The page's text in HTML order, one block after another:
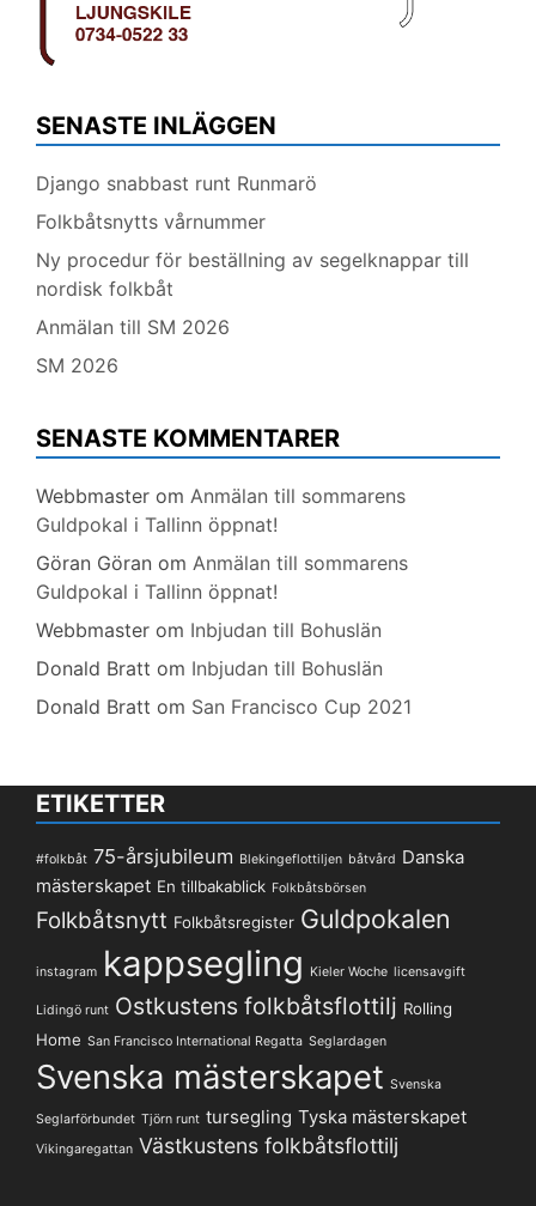
SENASTE INLÄGGEN
Django snabbast runt Runmarö
Folkbåtsnytts vårnummer
Ny procedur för beställning av segelknappar till
nordisk folkbåt
Anmälan till SM 2026
SM 2026
SENASTE KOMMENTARER
Webbmaster om Anmälan till sommarens
Guldpokal i Tallinn öppnat!
Göran Göran om Anmälan till sommarens
Guldpokal i Tallinn öppnat!
Webbmaster om Inbjudan till Bohuslän
Donald Bratt om Inbjudan till Bohuslän
Donald Bratt om San Francisco Cup 2021
ETIKETTER
#folkbåt 75-årsjubileum Blekingeflottiljen båtvård Danska
mästerskapet En tillbakablick Folkbåtsbörsen
Folkbåtsnytt Folkbåtsregister Guldpokalen
instagram kappsegling Kieler Woche licensavgift
Lidingö runt Ostkustens folkbåtsflottilj Rolling
Home San Francisco International Regatta Seglardagen
Svenska mästerskapet Svenska
Seglarförbundet Tjörn runt tursegling Tyska mästerskapet
Vikingaregattan Västkustens folkbåtsflottilj